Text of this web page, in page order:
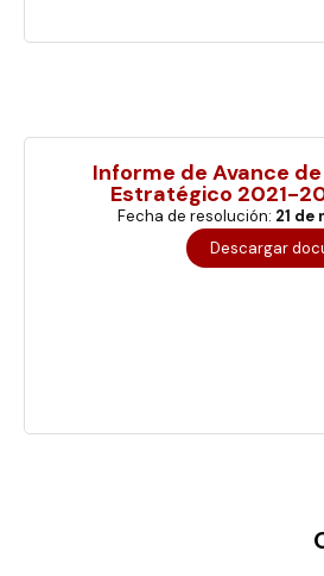
Informe de Avance
Estratégico 2021-
Fecha de resolución: 21 de
Descargar